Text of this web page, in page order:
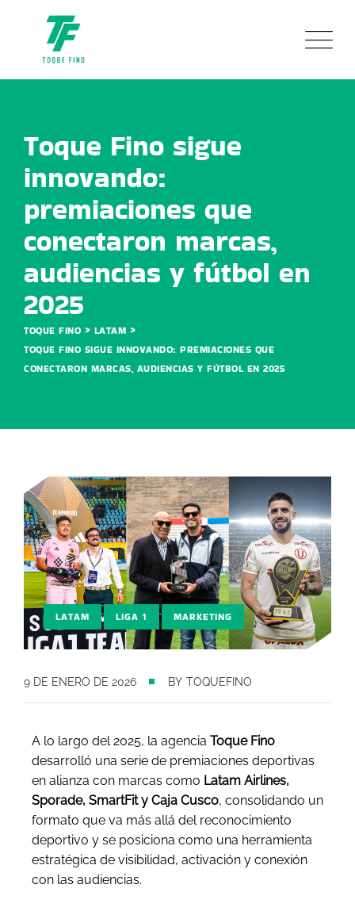
Toque Fino sigue
innovando:
premiaciones que
conectaron marcas,
audiencias y fútbol en
2025
TOQUE FINO > LATAM >
TOQUE FINO SIGUE INNOVANDO: PREMIACIONES QUE
CONECTARON MARCAS, AUDIENCIAS Y FÚTBOL EN 2025
LATAM , LIGA 1 , MARKETING
9 DE ENERO DE 2026 BY TOQUEFINO
A lo largo del 2025, la agencia Toque Fino
desarrolló una serie de premiaciones deportivas
en alianza con marcas como Latam Airlines,
Sporade, SmartFit y Caja Cusco, consolidando un
formato que va más allá del reconocimiento
deportivo y se posiciona como una herramienta
estratégica de visibilidad, activación y conexión
con las audiencias.